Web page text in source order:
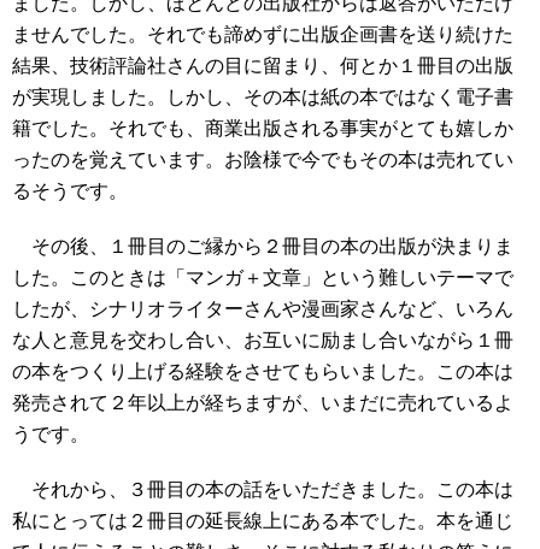
ませんでした。それでも諦めずに出版企画書を送り続けた
結果、技術評論社さんの目に留まり、何とか１冊目の出版
が実現しました。しかし、その本は紙の本ではなく電子書
籍でした。それでも、商業出版される事実がとても嬉しか
ったのを覚えています。お陰様で今でもその本は売れてい
るそうです。
その後、１冊目のご縁から２冊目の本の出版が決まりま
した。このときは「マンガ＋文章」という難しいテーマで
したが、シナリオライターさんや漫画家さんなど、いろん
な人と意見を交わし合い、お互いに励まし合いながら１冊
の本をつくり上げる経験をさせてもらいました。この本は
発売されて２年以上が経ちますが、いまだに売れているよ
うです。
それから、３冊目の本の話をいただきました。この本は
私にとっては２冊目の延長線上にある本でした。本を通じ